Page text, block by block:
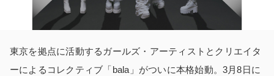
東京を拠点に活動するガールズ・アーティストとクリエイタ
ーによるコレクティブ「bala」がついに本格始動。3月8日に